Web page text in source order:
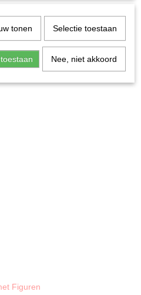
Figuren
tonen Selectie toestaan
Nee, niet akkoord